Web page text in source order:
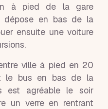
à pied de la gare
dépose en bas de la
ensuite une voiture
ville à pied en 20
le bus en bas de la
est agréable le soir
un verre en rentrant